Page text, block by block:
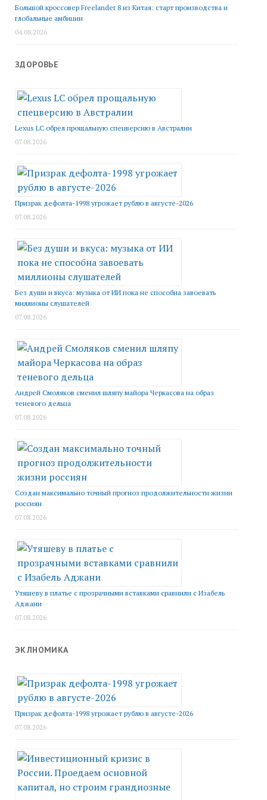
Большой кроссовер Freelander 8 из Китая: старт производства и
глобальные амбиции
04.08.2026
ЗДОРОВЬЕ
Lexus LC обрел прощальную спецверсию в Австралии
07.08.2026
Призрак дефолта-1998 угрожает рублю в августе-2026
07.08.2026
Без души и вкуса: музыка от ИИ пока не способна завоевать
миллионы слушателей
07.08.2026
Андрей Смоляков сменил шляпу майора Черкасова на образ
теневого дельца
07.08.2026
Создан максимально точный прогноз продолжительности жизни
россиян
07.08.2026
Утяшеву в платье с прозрачными вставками сравнили с Изабель
Аджани
07.08.2026
ЭКЛНОМИКА
Призрак дефолта-1998 угрожает рублю в августе-2026
07.08.2026